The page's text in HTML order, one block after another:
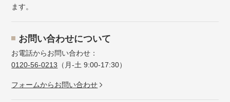
ます。
お問い合わせについて
お電話からお問い合わせ：
0120-56-0213 （月-土 9:00-17:30）
フォームからお問い合わせ